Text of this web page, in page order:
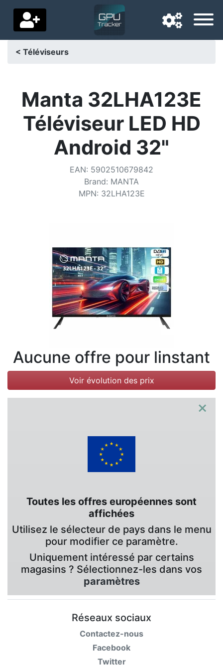
Pays de livraison
Accueil
Paramètres
Catégories
< Téléviseurs
Manta 32LHA123E
Téléviseur LED HD
Android 32"
EAN: 5902510679842
Brand: MANTA
MPN: 32LHA123E
Aucune offre pour linstant
Voir évolution des prix
×
Toutes les offres européennes sont
affichées
Utilisez le sélecteur de pays dans le menu
pour modifier ce paramètre.
Uniquement intéressé par certains
magasins ? Sélectionnez-les dans vos
paramètres
Réseaux sociaux
Contactez-nous
Facebook
Twitter